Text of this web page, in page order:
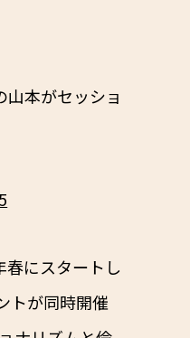
本がセッショ
にスタートし
トが同時開催